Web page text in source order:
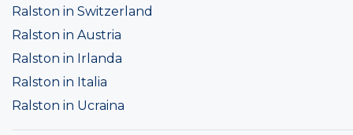
Ralston in Switzerland
Ralston in Austria
Ralston in Irlanda
Ralston in Italia
Ralston in Ucraina